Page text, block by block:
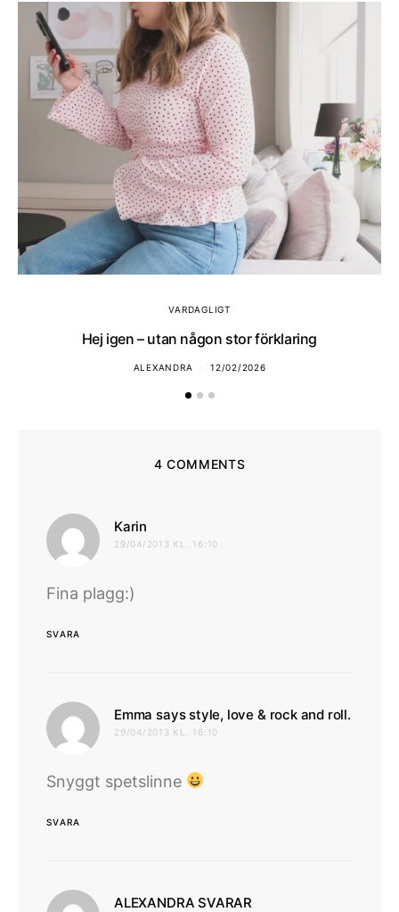
VARDAGLIGT
Hej igen – utan någon stor förklaring
ALEXANDRA 12/02/2026
4 COMMENTS
Karin
29/04/2013 KL. 16:10
Fina plagg:)
SVARA
Emma says style, love & rock and roll.
29/04/2013 KL. 16:10
Snyggt spetslinne
SVARA
ALEXANDRA SVARAR